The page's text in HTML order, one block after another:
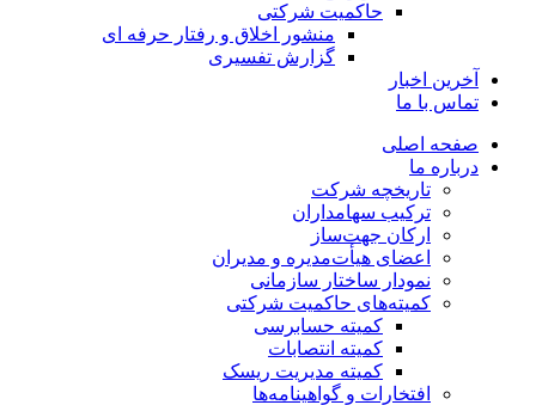
حاکمیت شرکتی
منشور اخلاق و رفتار حرفه­ ای
گزارش تفسیری
آخرین اخبار
تماس با ما
صفحه اصلی
درباره ما
تاریخچه شرکت
ترکیب سهامداران
ارکان جهت‌ساز
اعضای هیأت‌مدیره و مدیران
نمودار ساختار سازمانی
کمیته‌های حاکمیت شرکتی
کمیته حسابرسی
کمیته انتصابات
کمیته مدیریت ریسک
افتخارات و گواهینامه‌ها